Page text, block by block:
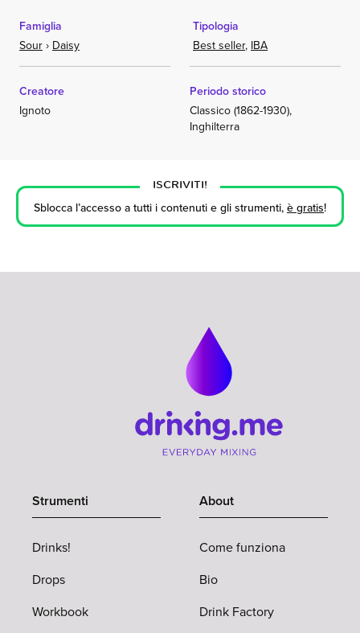
Famiglia
Sour › Daisy
Tipologia
Best seller, IBA
Creatore
Ignoto
Periodo storico
Classico (1862-1930),
Inghilterra
ISCRIVITI!
Sblocca l’accesso a tutti i contenuti e gli strumenti, è gratis!
Strumenti
Drinks!
Drops
Workbook
About
Come funziona
Bio
Drink Factory